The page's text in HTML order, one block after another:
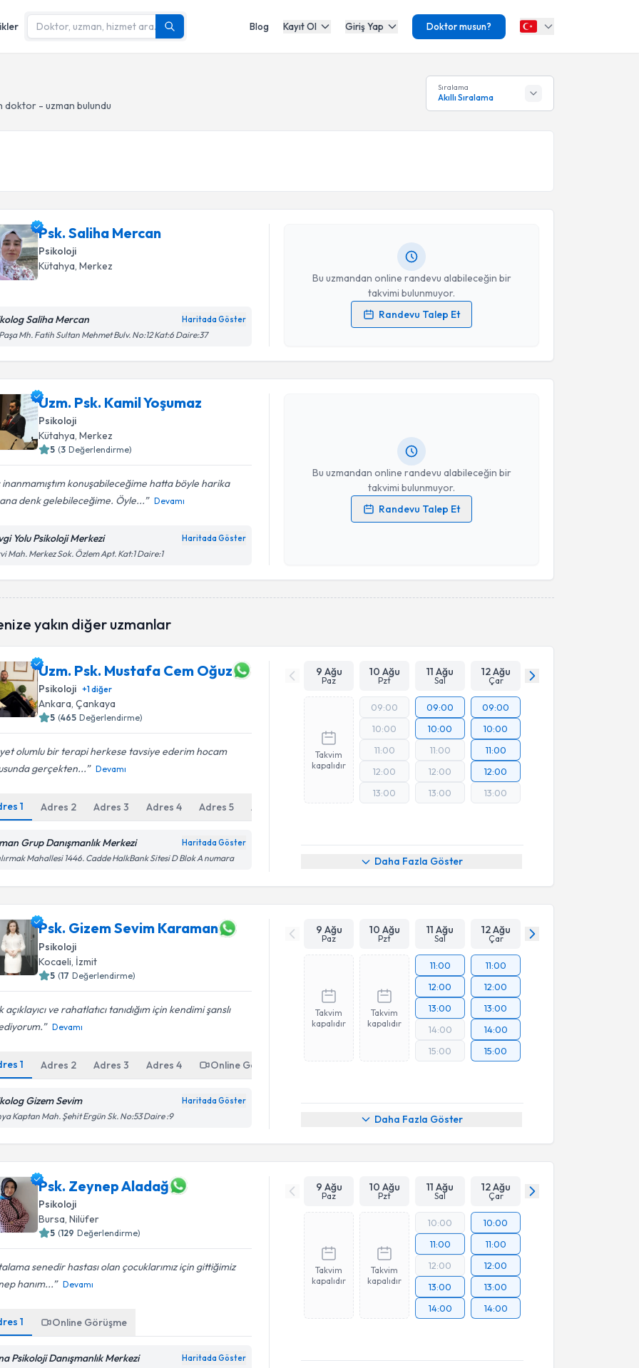
Blog Kayıt Ol Giriş Yap Doktor musun?
doktor - uzman bulundu
Sıralama
Akıllı Sıralama
Psk. Saliha Mercan
Psikoloji
Kütahya, Merkez
Saliha Mercan Haritada Göster
Mh. Fatih Sultan Mehmet Bulv. No:12 Kat:6 Daire:37
Bu uzmandan online randevu alabileceğin bir
takvimi bulunmuyor.
Randevu Talep Et
Kişisel verilerimin işlenmesine ilişkinAydınlatma Metni
işlenmesini kabul ediyorum.
Uzm. Psk. Kamil Yoşumaz
Psikoloji
Kütahya, Merkez
5 (3 Değerlendirme)
inanmamıştım konuşabileceğime hatta böyle harika
denk gelebileceğime. Öyle...
Devamı
Yolu Psikoloji Merkezi Haritada Göster
Mah. Merkez Sok. Özlem Apt. Kat:1 Daire:1
Bu uzmandan online randevu alabileceğin bir
takvimi bulunmuyor.
Randevu Talep Et
Randevu Takvimi Talebi
Uzm. Psk. Kamil Yoşumaz
Kişisel verilerimin işlenmesine ilişkinAydınlatma Metni
Takvim Talebini Gönder
yakın diğer uzmanlar
Uzm. Psk. Mustafa Cem Oğuz
Psikoloji +1diğer
Ankara, Çankaya
5 (465 Değerlendirme)
olumlu bir terapi herkese tavsiye ederim hocam
gerçekten...
Devamı
1 Adres 2 Adres3 Adres4 Adres5 Adres Online Görüşme
Grup Danışmanlık Merkezi Haritada Göster
Mahallesi 1446. Cadde HalkBank Sitesi D Blok A numara
9 Ağu
Paz
10 Ağu
Pzt
11 Ağu
Sal
12 Ağu
Çar
Takvim
kapalıdır
09:00
10:00
11:00
12:00
13:00
09:00
10:00
11:00
12:00
13:00
09:00
10:00
11:00
12:00
13:00
Daha Fazla Göster
Psk. Gizem Sevim Karaman
Psikoloji
Kocaeli , İzmit
5 (17 Değerlendirme)
açıklayıcı ve rahatlatıcı tanıdığım için kendimi şanslı
Devamı
1 Adres 2 Adres3 Adres4 Online Görüşme
Gizem Sevim Haritada Göster
Kaptan Mah. Şehit Ergün Sk. No:53 Daire :9
9 Ağu
Paz
10 Ağu
Pzt
11 Ağu
Sal
12 Ağu
Çar
Takvim
kapalıdır
Takvim
kapalıdır
11:00
12:00
13:00
14:00
15:00
11:00
12:00
13:00
14:00
15:00
Daha Fazla Göster
Psk. Zeynep Aladağ
Psikoloji
Bursa, Nilüfer
5 (129 Değerlendirme)
senedir hastası olan çocuklarımız için gittiğimiz
hanım...
Devamı
1 Online Görüşme
Psikoloji Danışmanlık Merkezi Haritada Göster
9 Ağu
Paz
10 Ağu
Pzt
11 Ağu
Sal
12 Ağu
Çar
Takvim
kapalıdır
Takvim
kapalıdır
10:00
11:00
12:00
13:00
14:00
10:00
11:00
12:00
13:00
14:00